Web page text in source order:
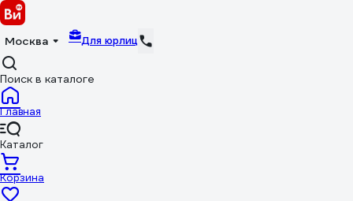
Москва Для юрлиц
Поиск в каталоге
Главная
Каталог
Корзина